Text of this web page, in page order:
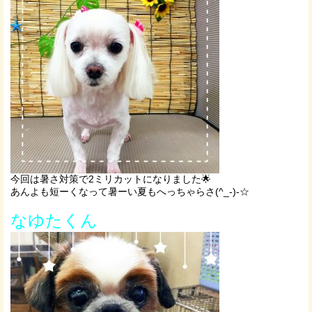
今回は暑さ対策で2ミリカットになりました🌟
あんよも短ーくなって暑ーい夏もへっちゃらさ(^_-)-☆
なゆたくん